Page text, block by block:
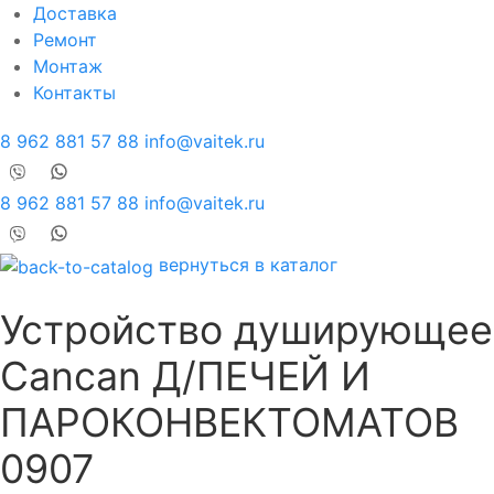
Доставка
Ремонт
Монтаж
Контакты
8 962 881 57 88 info@vaitek.ru
8 962 881 57 88 info@vaitek.ru
вернуться в каталог
Устройство душирующее
Cancan Д/ПЕЧЕЙ И
ПАРОКОНВЕКТОМАТОВ
0907